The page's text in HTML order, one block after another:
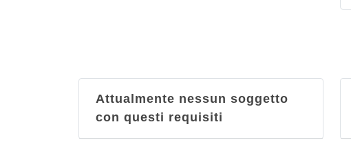
Attualmente nessun soggetto
con questi requisiti